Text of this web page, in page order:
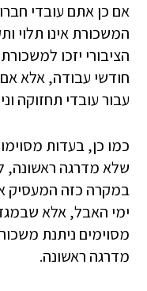
אם כן אתם עובדי
המשכורת אינו תלוי
הציבורי יזכו
חודשי עבודה, אלא
עבור עובדי תחזוקה
כמו כן, בעדות
שלא מדרגה ראשונה,
במקרה כזה המעסיק
ימי האבל, אלא
מסוימים ניתנת
מדרגה ראשונה.